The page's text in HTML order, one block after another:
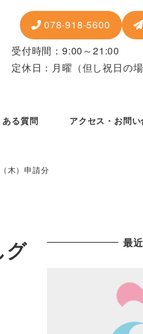
078-918-5600
受付時間：9:00～21:00
定休日：月曜 （但し祝日の
ある質問 アクセス・お問
木）申請分
グ
最